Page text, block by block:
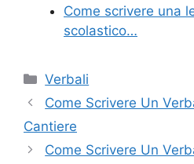
Come scrivere una
scolastico…
Categorie
Verbali
Come Scrivere Un
Cantiere​
Come Scrivere Un